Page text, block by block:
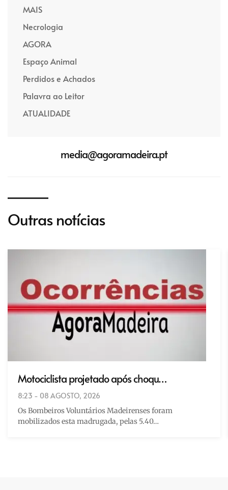
MAIS
Necrologia
AGORA
Espaço Animal
Perdidos e Achados
Palavra ao Leitor
ATUALIDADE
media@agoramadeira.pt
Outras notícias
Motociclista projetado após choqu…
8:23 - 08 AGOSTO, 2026
Os Bombeiros Voluntários Madeirenses foram
mobilizados esta madrugada, pelas 5.40…